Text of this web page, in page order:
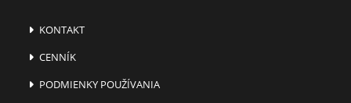
KONTAKT
CENNÍK
PODMIENKY POUŽÍVANIA